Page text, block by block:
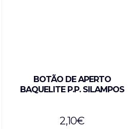
BOTÃO DE APERTO
BAQUELITE P.P. SILAMPOS
2,10€